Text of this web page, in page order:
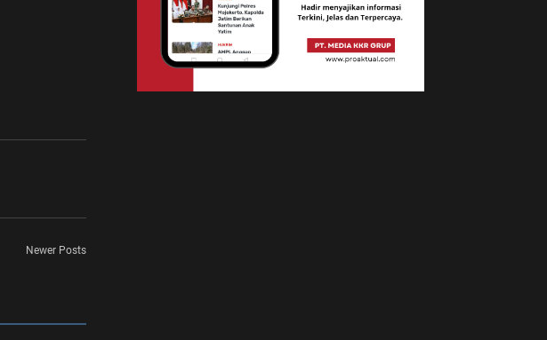
Newer Posts